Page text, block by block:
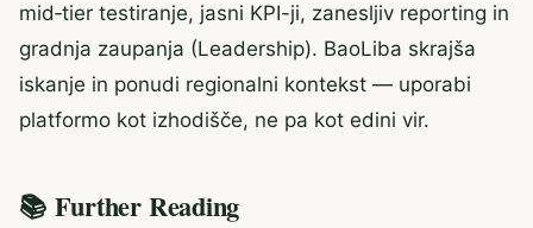
mid‑tier testiranje, jasni KPI-ji, zanesljiv reporting in
gradnja zaupanja (Leadership). BaoLiba skrajša
iskanje in ponudi regionalni kontekst — uporabi
platformo kot izhodišče, ne pa kot edini vir.
📚 Further Reading